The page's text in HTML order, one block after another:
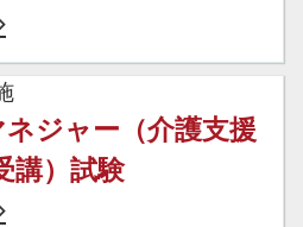
ジャー（介護支援
講）試験